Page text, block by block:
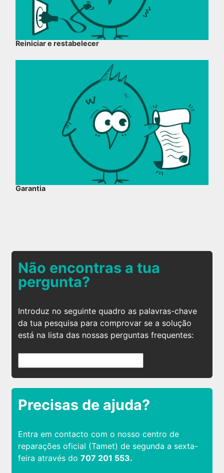
Reiniciar e restabelecer
Garantia
Não encontras a tua
pergunta?
Introduz no seguinte quadro as palavras-chave
da tua pesquisa para comprovar se a solução
está na lista das nossas perguntas frequentes:
Precisas de ajuda?
Entra em contacto com o nosso centro de
reparações oficial (Tamet) de segunda a sexta-
feira através do 707 201 553.